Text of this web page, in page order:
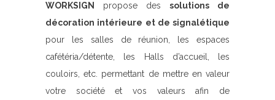
WORKSIGN propose des solutions de
décoration intérieure et de signalétique
pour les salles de réunion, les espaces
cafétéria/détente, les Halls d’accueil, les
couloirs, etc. permettant de mettre en valeur
votre société et vos valeurs afin de